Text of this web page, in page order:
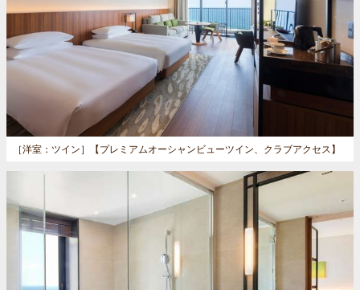
［洋室：ツイン］ 【プレミアムオーシャンビューツイン、クラブアクセス】